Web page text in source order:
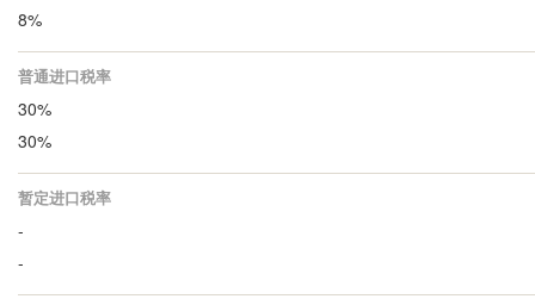
8%
普通进口税率
30%
30%
暂定进口税率
-
-